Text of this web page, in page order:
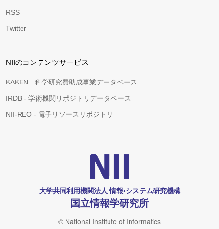
RSS
Twitter
NIIのコンテンツサービス
KAKEN - 科学研究費助成事業データベース
IRDB - 学術機関リポジトリデータベース
NII-REO - 電子リソースリポジトリ
大学共同利用機関法人 情報•システム研究機構
国立情報学研究所
© National Institute of Informatics